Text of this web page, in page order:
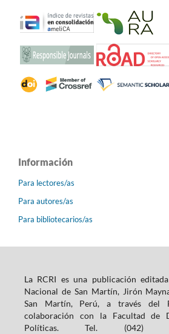
Información
Para lectores/as
Para autores/as
Para bibliotecarios/as
La RCRI es una publicación
Nacional de San Martín, Jirón
San Martín, Perú, a través del
colaboración con la Facultad de
Políticas. Tel. (042)